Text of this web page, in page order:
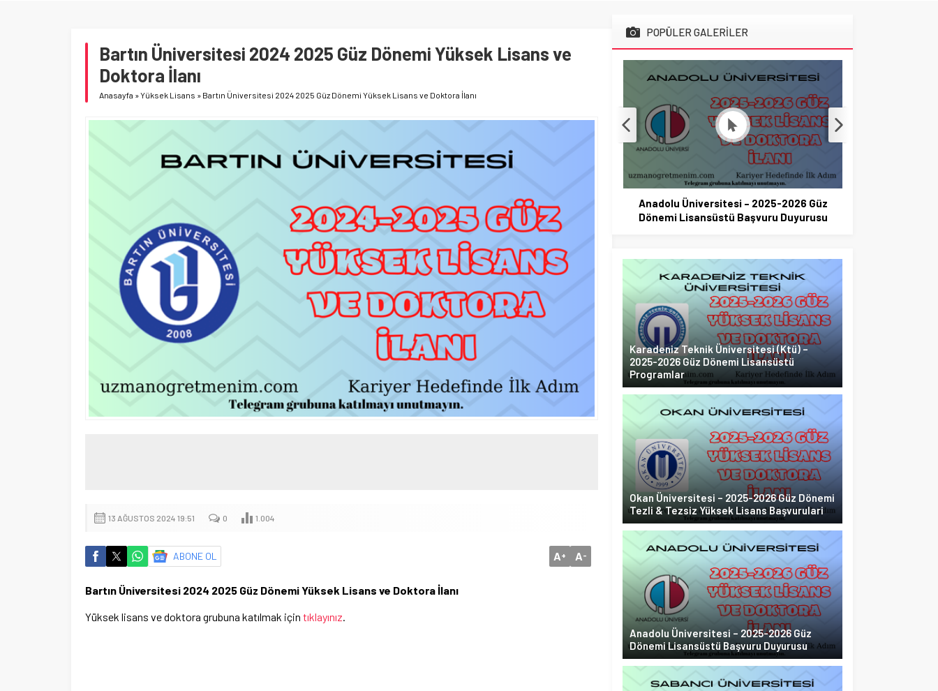
Bartın Üniversitesi 2024 2025 Güz Dönemi Yüksek Lisans ve
Doktora İlanı
Anasayfa »Yüksek Lisans » Bartın Üniversitesi 2024 2025 Güz Dönemi Yüksek Lisans ve Doktora İlanı
13 AĞUSTOS 2024 19:51 0 1.004
ABONE OL A+ A-
Bartın Üniversitesi 2024 2025 Güz Dönemi Yüksek Lisans ve Doktora İlanı
Yüksek lisans ve doktora grubuna katılmak için tıklayınız.
POPÜLER GALERİLER
Karadeniz Teknik Üniversitesi (Ktü) – 2025-
2026 Güz Dönemi Lisansüstü Programlar
Okan Üniversitesi – 2025-2026 Güz Dönemi
Tezli & Tezsiz Yüksek Lisans Başvurulari
Anadolu Üniversitesi – 2025-2026 Güz
Dönemi Lisansüstü Başvuru Duyurusu
Karadeniz Teknik Üniversitesi (Ktü) –
2025-2026 Güz Dönemi Lisansüstü
Programlar
Okan Üniversitesi – 2025-2026 Güz Dönemi
Tezli & Tezsiz Yüksek Lisans Başvurulari
Anadolu Üniversitesi – 2025-2026 Güz
Dönemi Lisansüstü Başvuru Duyurusu